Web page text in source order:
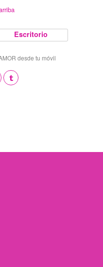
Escritorio
desde tu móvil